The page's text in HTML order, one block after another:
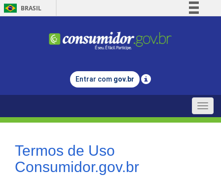
BRASIL
Comunica BR
Legislação
Entrar com gov.br
Toggle
Termos de Uso
Consumidor.gov.br